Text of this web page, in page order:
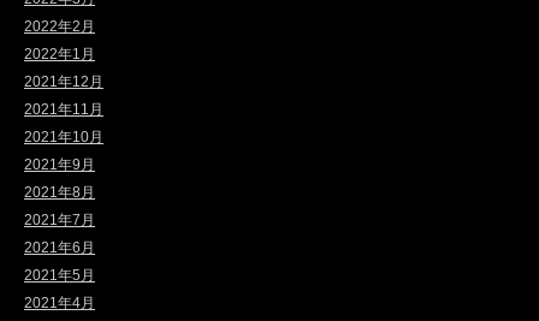
2022年2月
2022年1月
2021年12月
2021年11月
2021年10月
2021年9月
2021年8月
2021年7月
2021年6月
2021年5月
2021年4月